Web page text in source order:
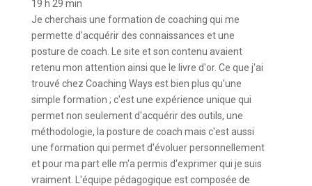
liste
du
livre
d’or
19 h 29 min
Je cherchais une formation de coaching qui me
permette d'acquérir des connaissances et une
posture de coach. Le site et son contenu avaient
retenu mon attention ainsi que le livre d'or. Ce que j'ai
trouvé chez Coaching Ways est bien plus qu'une
simple formation ; c'est une expérience unique qui
permet non seulement d'acquérir des outils, une
méthodologie, la posture de coach mais c'est aussi
une formation qui permet d'évoluer personnellement
et pour ma part elle m'a permis d'exprimer qui je suis
vraiment. L'équipe pédagogique est composée de